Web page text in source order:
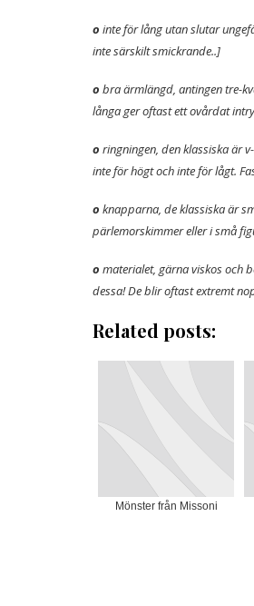
o inte för lång utan slutar
inte särskilt smickrande..]
o bra ärmlängd, antingen tre-
långa ger oftast ett ovårdat
o ringningen, den klassiska är
inte för högt och inte för lågt.
o knapparna, de klassiska är
pärlemorskimmer eller i små
o materialet, gärna viskos och
dessa! De blir oftast extremt
Related posts:
Mönster från Missoni